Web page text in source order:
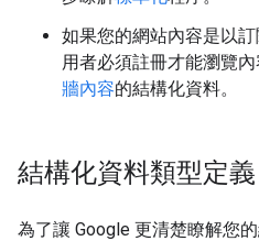
如果您的網站內容是以
用者必須註冊才能瀏覽
牆內容的結構化資料。
結構化資料類型定義
為了讓 Google 更清楚瞭解您